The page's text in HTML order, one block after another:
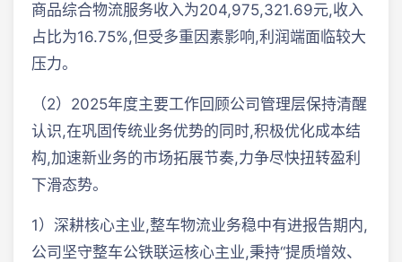
商品综合物流服务收入为204,975,321.69元,收入
占比为16.75%,但受多重因素影响,利润端面临较大
压力。
（2）2025年度主要工作回顾公司管理层保持清醒
认识,在巩固传统业务优势的同时,积极优化成本结
构,加速新业务的市场拓展节奏,力争尽快扭转盈利
下滑态势。
1）深耕核心主业,整车物流业务稳中有进报告期内,
公司坚守整车公铁联运核心主业,秉持“提质增效、